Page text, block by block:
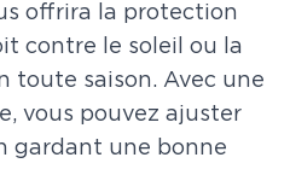
offrira la protection
contre le soleil ou la
toute saison. Avec une
vous pouvez ajuster
gardant une bonne